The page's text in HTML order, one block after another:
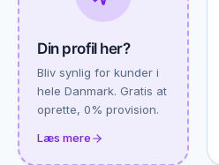
Din profil her?
Bliv synlig for kunder i
hele Danmark. Gratis at
oprette, 0% provision.
Læs mere